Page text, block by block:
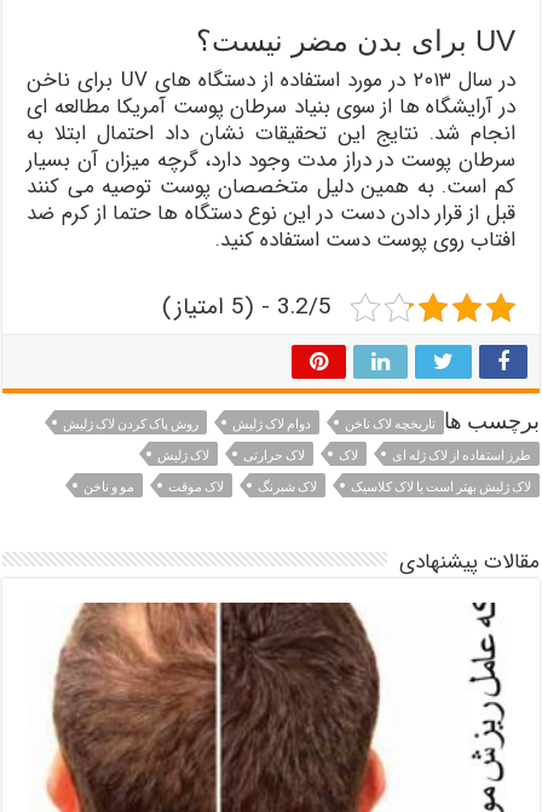
UV برای بدن مضر نیست؟
در سال ۲۰۱۳ در مورد استفاده از دستگاه های UV برای ناخن
در آرایشگاه ها از سوی بنیاد سرطان پوست آمریکا مطالعه ای
انجام شد. نتایج این تحقیقات نشان داد احتمال ابتلا به
سرطان پوست در دراز مدت وجود دارد، گرچه میزان آن بسیار
کم است. به همین دلیل متخصصان پوست توصیه می کنند
قبل از قرار دادن دست در این نوع دستگاه ها حتما از کرم ضد
افتاب روی پوست دست استفاده کنید.
3.2/5 - (5 امتیاز)
برچسب ها تاریخچه لاک ناخن دوام لاک ژلیش
روش پاک کردن لاک ژليش
طرز استفاده از لاک ژله ای
لاک لاک حرارتی
لاک ژلیش
لاک ژلیش بهتر است یا لاک کلاسیک
لاک شبرنگ لاک موقت مو و ناخن
مقالات پیشنهادی